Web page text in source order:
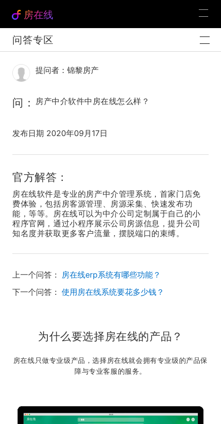
房在线
问答专区
提问者：锦黎房产
问： 房产中介软件中房在线怎么样？
发布日期 2020年09月17日
官方解答：
房在线软件是专业的房产中介管理系统，首家门店免
费体验，包括房客源管理、房源采集、快速发布功
能，等等。房在线可以为中介公司定制属于自己的小
程序官网，通过小程序展示公司房源信息，提升公司
知名度并获取更多客户流量，摆脱端口的束缚。
上一个问答： 房在线erp系统有哪些功能？
下一个问答： 使用房在线系统要花多少钱？
为什么要选择房在线的产品？
房在线只做专业级产品，选择房在线就会拥有专业级的产品保
障与专业客服的服务。